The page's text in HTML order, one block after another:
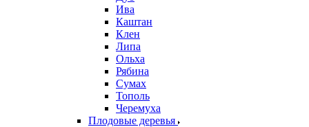
Ива
Каштан
Клен
Липа
Ольха
Рябина
Сумах
Тополь
Черемуха
Плодовые деревья